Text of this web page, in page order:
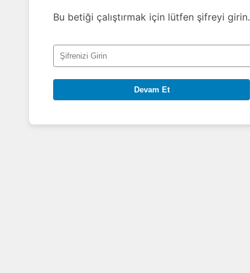
Bu betiği çalıştırmak için lütfen şifreyi girin.